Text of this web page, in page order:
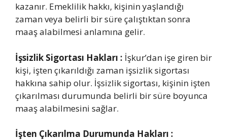
kazanır. Emeklilik hakkı, kişinin yaşlandığı
zaman veya belirli bir süre çalıştıktan sonra
maaş alabilmesi anlamına gelir.
İşsizlik Sigortası Hakları : İşkur’dan işe giren bir
kişi, işten çıkarıldığı zaman işsizlik sigortası
hakkına sahip olur. İşsizlik sigortası, kişinin işten
çıkarılması durumunda belirli bir süre boyunca
maaş alabilmesini sağlar.
İşten Çıkarılma Durumunda Hakları :